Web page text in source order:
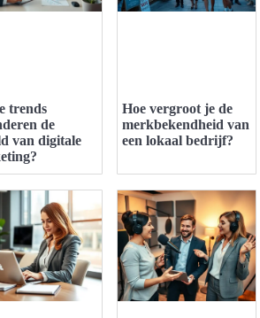
trends
de
van digitale
Hoe vergroot je de
merkbekendheid van
een lokaal bedrijf?